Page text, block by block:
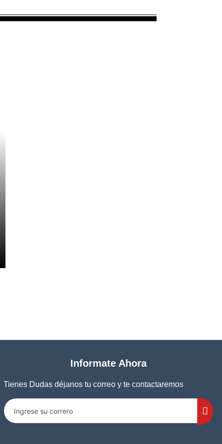
Informate Ahora
Tienes Dudas déjanos tu correo y te contactaremos